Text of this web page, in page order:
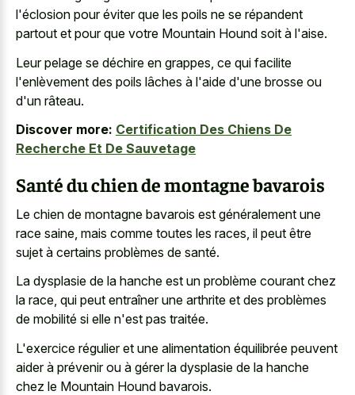
l'éclosion pour éviter que les poils ne se répandent
partout et pour que votre Mountain Hound soit à l'aise.
Leur pelage se déchire en grappes, ce qui facilite
l'enlèvement des poils lâches à l'aide d'une brosse ou
d'un râteau.
Discover more: Certification Des Chiens De
Recherche Et De Sauvetage
Santé du chien de montagne bavarois
Le chien de montagne bavarois est généralement une
race saine, mais comme toutes les races, il peut être
sujet à certains problèmes de santé.
La dysplasie de la hanche est un problème courant chez
la race, qui peut entraîner une arthrite et des problèmes
de mobilité si elle n'est pas traitée.
L'exercice régulier et une alimentation équilibrée peuvent
aider à prévenir ou à gérer la dysplasie de la hanche
chez le Mountain Hound bavarois.